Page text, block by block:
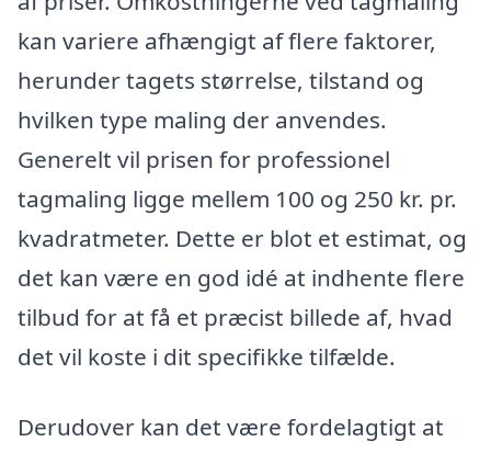
kan variere afhængigt af flere faktorer,
herunder tagets størrelse, tilstand og
hvilken type maling der anvendes.
Generelt vil prisen for professionel
tagmaling ligge mellem 100 og 250 kr. pr.
kvadratmeter. Dette er blot et estimat, og
det kan være en god idé at indhente flere
tilbud for at få et præcist billede af, hvad
det vil koste i dit specifikke tilfælde.
Derudover kan det være fordelagtigt at